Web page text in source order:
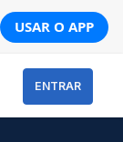
USAR O APP
ENTRAR